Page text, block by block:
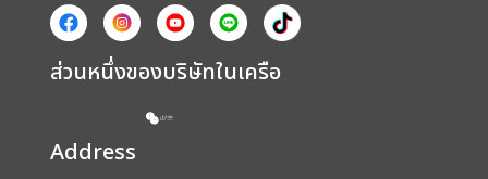
ส่วนหนึ่งของบริษัทในเครือ
Address